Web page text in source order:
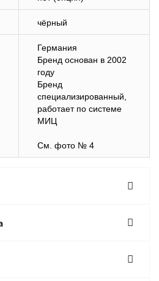
чёрный
Германия
Бренд основан в 2002
году
Бренд
специализированный,
работает по системе
МИЦ
См. фото № 4